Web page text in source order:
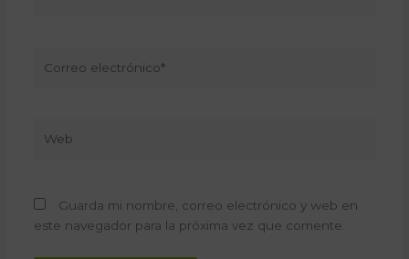
electrónico*
Guarda mi nombre, correo electrónico y web en
este navegador para la próxima vez que comente.